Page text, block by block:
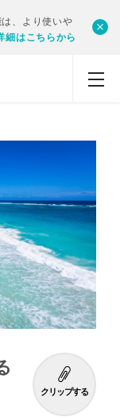
、より使いや
細はこちらから
クリップする